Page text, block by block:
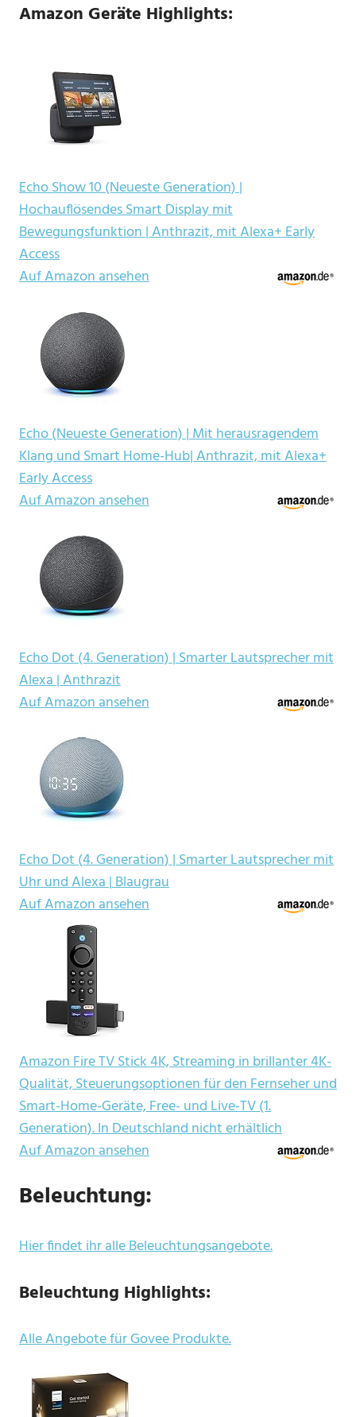
Amazon Geräte Highlights:
Echo Show 10 (Neueste Generation) |
Hochauflösendes Smart Display mit
Bewegungsfunktion | Anthrazit, mit Alexa+ Early
Access
Auf Amazon ansehen
Echo (Neueste Generation) | Mit herausragendem
Klang und Smart Home-Hub| Anthrazit, mit Alexa+
Early Access
Auf Amazon ansehen
Echo Dot (4. Generation) | Smarter Lautsprecher mit
Alexa | Anthrazit
Auf Amazon ansehen
Echo Dot (4. Generation) | Smarter Lautsprecher mit
Uhr und Alexa | Blaugrau
Auf Amazon ansehen
Amazon Fire TV Stick 4K, Streaming in brillanter 4K-
Qualität, Steuerungsoptionen für den Fernseher und
Smart-Home-Geräte, Free- und Live-TV (1.
Generation). In Deutschland nicht erhältlich
Auf Amazon ansehen
Beleuchtung:
Hier findet ihr alle Beleuchtungsangebote.
Beleuchtung Highlights:
Alle Angebote für Govee Produkte.